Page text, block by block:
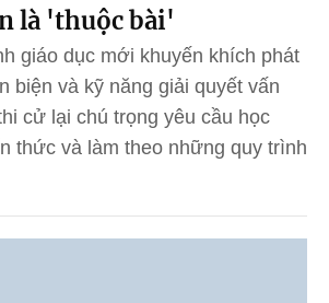
là 'thuộc bài'
giáo dục mới khuyến khích phát
biện và kỹ năng giải quyết vấn
cử lại chú trọng yêu cầu học
thức và làm theo những quy trình